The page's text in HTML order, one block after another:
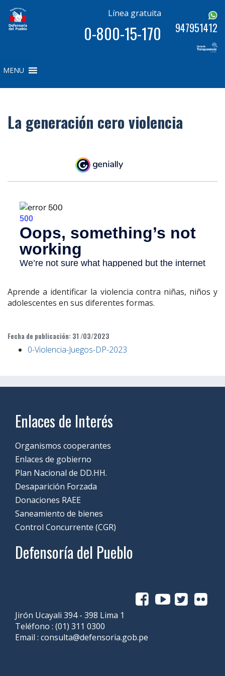
Línea gratuita
0-800-15-170 947951412
MENU
La generación cero violencia
Aprende a identificar la violencia contra niñas, niños y
adolescentes en sus diferentes formas.
Fecha de publicación: 31 /03/2023
0-Violencia-Juegos-DP-2023
Enlaces de Interés
Organismos cooperantes
Enlaces de gobierno
Plan Nacional de DD.HH.
Desaparición Forzada
Donaciones RAEE
Saneamiento de bienes
Control Concurrente (CGR)
Defensoría del Pueblo
Jirón Ucayali 394 - 398 Lima 1
Teléfono : (01) 311 0300
Email : consulta@defensoria.gob.pe